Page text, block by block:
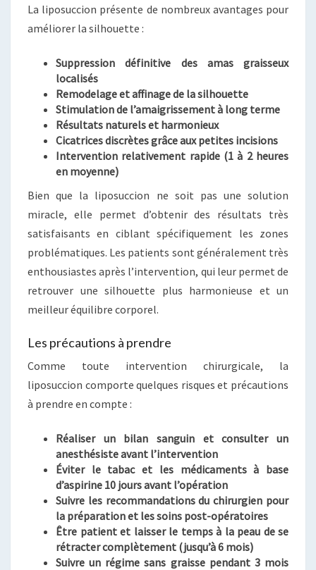
La liposuccion présente de nombreux avantages pour
améliorer la silhouette :
Suppression définitive des amas graisseux
localisés
Remodelage et affinage de la silhouette
Stimulation de l’amaigrissement à long terme
Résultats naturels et harmonieux
Cicatrices discrètes grâce aux petites incisions
Intervention relativement rapide (1 à 2 heures
en moyenne)
Bien que la liposuccion ne soit pas une solution
miracle, elle permet d’obtenir des résultats très
satisfaisants en ciblant spécifiquement les zones
problématiques. Les patients sont généralement très
enthousiastes après l’intervention, qui leur permet de
retrouver une silhouette plus harmonieuse et un
meilleur équilibre corporel.
Les précautions à prendre
Comme toute intervention chirurgicale, la
liposuccion comporte quelques risques et précautions
à prendre en compte :
Réaliser un bilan sanguin et consulter un
anesthésiste avant l’intervention
Éviter le tabac et les médicaments à base
d’aspirine 10 jours avant l’opération
Suivre les recommandations du chirurgien pour
la préparation et les soins post-opératoires
Être patient et laisser le temps à la peau de se
rétracter complètement (jusqu’à 6 mois)
Suivre un régime sans graisse pendant 3 mois